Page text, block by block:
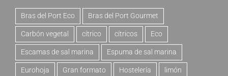
Bras del Port Eco Bras del Port Gourmet
Carbón vegetal cítrico cítricos Eco
Escamas de sal marina Espuma de sal marina
Eurohoja Gran formato Hostelería limón